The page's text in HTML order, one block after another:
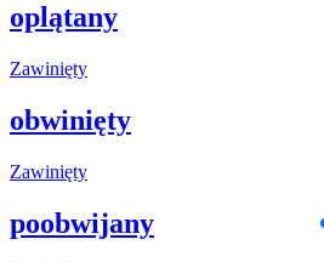
oplątany
Zawinięty
obwinięty
Zawinięty
poobwijany